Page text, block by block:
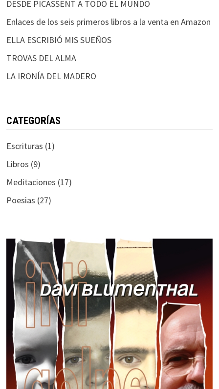
DESDE PICASSENT A TODO EL MUNDO
Enlaces de los seis primeros libros a la venta en Amazon
ELLA ESCRIBIÓ MIS SUEÑOS
TROVAS DEL ALMA
LA IRONÍA DEL MADERO
CATEGORÍAS
Escrituras (1)
Libros (9)
Meditaciones (17)
Poesias (27)